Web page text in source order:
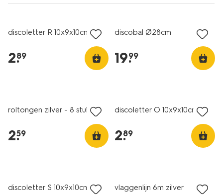
discoletter R 10x9x10cm
2.
89
discobal Ø28cm
19.
99
roltongen zilver - 8 stuks
2.
59
discoletter O 10x9x10cm
2.
89
discoletter S 10x9x10cm vlaggenlijn 6m zilver